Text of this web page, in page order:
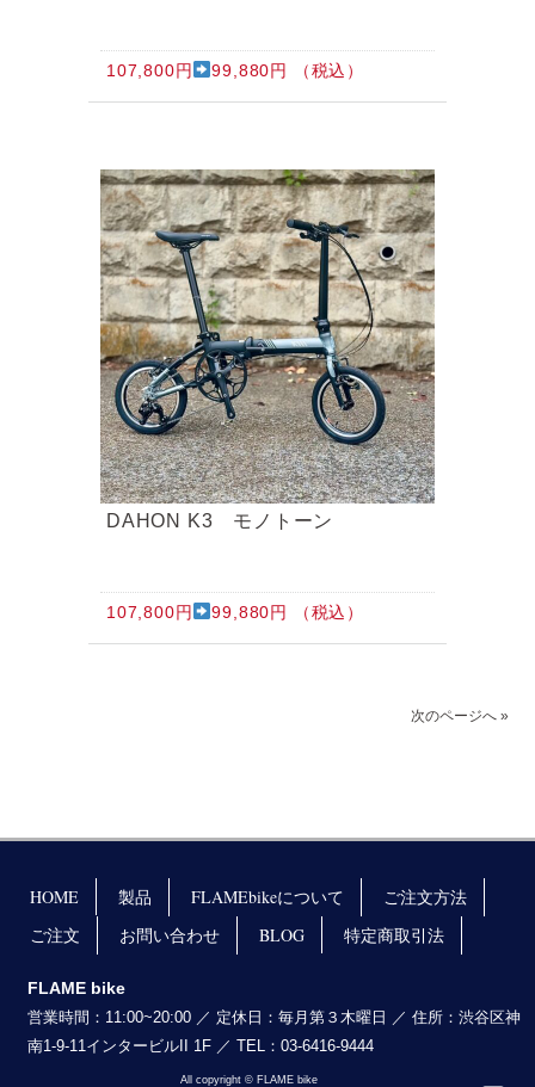
107,800円 99,880円 （税込）
DAHON K3 モノトーン
107,800円 99,880円 （税込）
次のページへ »
HOME 製品 FLAMEbikeについて
ご注文方法
ご注文
お問い合わせ BLOG 特定商取引法
FLAME bike
営業時間：11:00~20:00 ／ 定休日：毎月第３木曜日 ／ 住所：渋谷区神
南1-9-11インタービルII 1F ／ TEL：03-6416-9444
All copyright © FLAME bike